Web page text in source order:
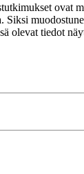
ovat
Siksi
olevat tiedot